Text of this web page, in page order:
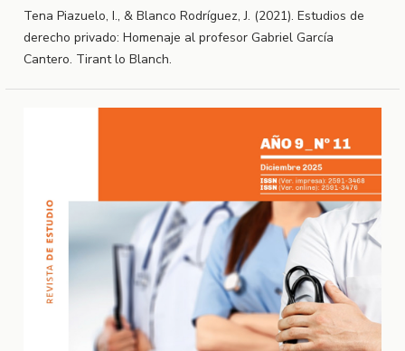
Tena Piazuelo, I., & Blanco Rodríguez, J. (2021). Estudios de
derecho privado: Homenaje al profesor Gabriel García
Cantero. Tirant lo Blanch.